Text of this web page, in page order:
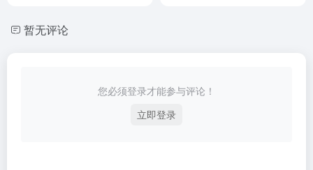
暂无评论
您必须登录才能参与评论！
立即登录